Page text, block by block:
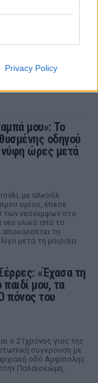
Privacy Policy
Οι αλλαγές
περιορισμών
μου»: Το
οδηγού
ώρες μετά
με αλκοόλ
ορίου, έπεσε
νεόνυμφων στο
υλικό από το
αποκαλύπτει τη
μετά τη μοιραία
«Έχασα τη
παιδί μου, τα
πόνος του
ο 21χρονος γιος της
σύγκρουση με
οδό Αμφίπολης
Παλαιοκώμη.